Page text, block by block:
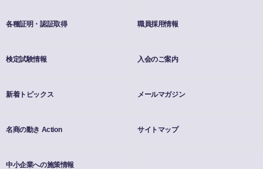
各種証明・認証取得
検定試験情報
新着トピックス
名商の動き Action
中小企業への施策情報
職員採用情報
入会のご案内
メールマガジン
サイトマップ